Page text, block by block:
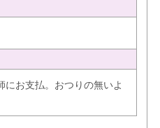
にお支払。おつりの無いよ